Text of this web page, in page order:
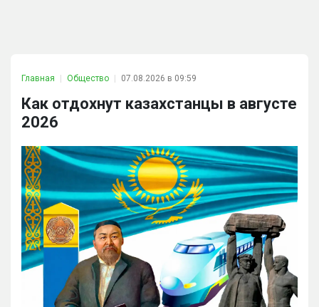
Главная Общество 07.08.2026 в 09:59
Как отдохнут казахстанцы в августе
2026